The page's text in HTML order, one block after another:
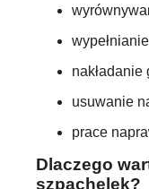
nakładanie
usuwanie
prace
Dlaczego
szpachelek?